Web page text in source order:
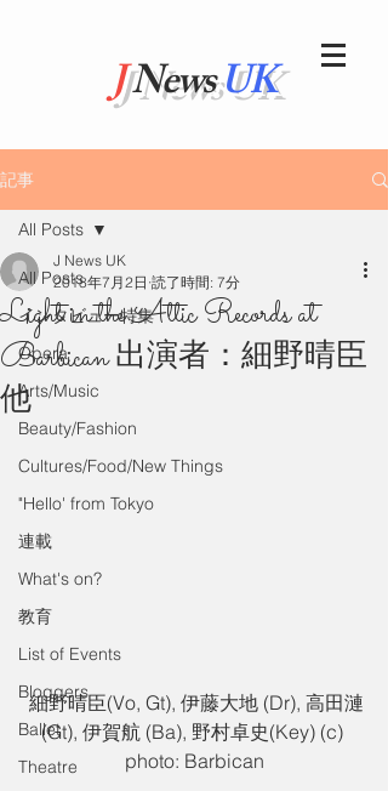
JNewsUK
記事
All Posts
インタビュー特集
Opera
Arts/Music
Beauty/Fashion
Cultures/Food/New Things
"Hello' from Tokyo
連載
What's on?
教育
List of Events
Bloggers
Ballet
Theatre
All Posts
Light in the Attic Records at
Barbican 出演者：細野晴臣
他
J News UK
2018年7月2日 読了時間: 7分
細野晴臣(Vo, Gt), 伊藤大地 (Dr), 高田漣
(Gt), 伊賀航 (Ba), 野村卓史(Key) (c)
photo: Barbican